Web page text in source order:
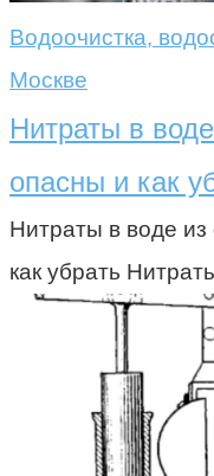
Водоочистка,
Москве
Нитраты в
опасны и как
Нитраты в воде
как убрать